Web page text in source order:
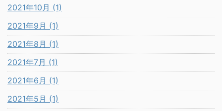
2021年10月 (1)
2021年9月 (1)
2021年8月 (1)
2021年7月 (1)
2021年6月 (1)
2021年5月 (1)